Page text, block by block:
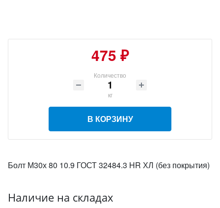
475 ₽
Количество
кг
В КОРЗИНУ
Болт М30х 80 10.9 ГОСТ 32484.3 HR ХЛ (без покрытия)
Наличие на складах